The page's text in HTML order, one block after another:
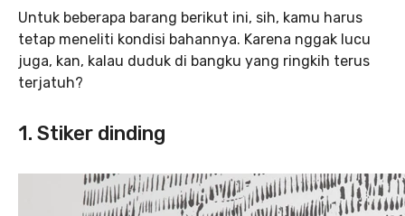
Untuk beberapa barang berikut ini, sih, kamu harus
tetap meneliti kondisi bahannya. Karena nggak lucu
juga, kan, kalau duduk di bangku yang ringkih terus
terjatuh?
1. Stiker dinding